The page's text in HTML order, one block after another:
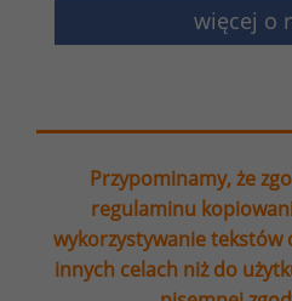
więcej o
Przypominamy, że
regulaminu
wykorzystywanie
innych celach niż do